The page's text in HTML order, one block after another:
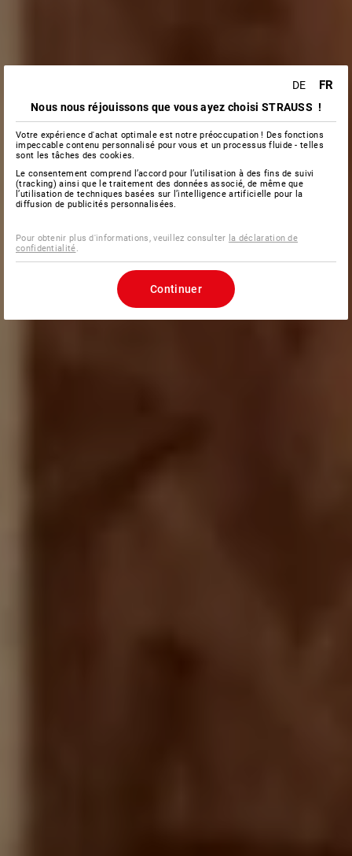
DE FR
Nous nous réjouissons que vous ayez choisi STRAUSS !
Votre expérience d'achat optimale est notre préoccupation ! Des fonctions
impeccable contenu personnalisé pour vous et un processus fluide - telles
sont les tâches des cookies.
Le consentement comprend l’accord pour l’utilisation à des fins de suivi
(tracking) ainsi que le traitement des données associé, de même que
l’utilisation de techniques basées sur l’intelligence artificielle pour la
diffusion de publicités personnalisées.
Pour obtenir plus d'informations, veuillez consulter la déclaration de
confidentialité.
Continuer